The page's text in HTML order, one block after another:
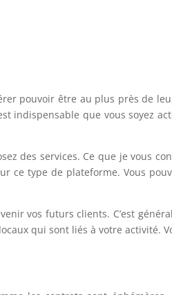
pouvoir être au plus près de
indispensable que vous soyez
des services. Ce que je vous
ce type de plateforme. Vous
vos futurs clients. C’est
qui sont liés à votre activité.